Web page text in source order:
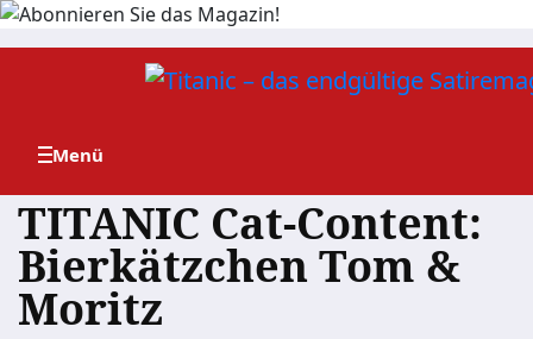
Zum
TITANIC Cat-Content:
Bierkätzchen Tom &
Moritz